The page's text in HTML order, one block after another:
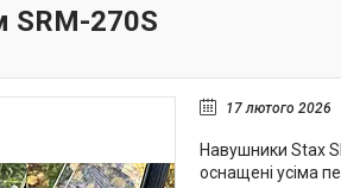
SRM-270S
17 лютого 2026
Навушники Stax
оснащені усіма